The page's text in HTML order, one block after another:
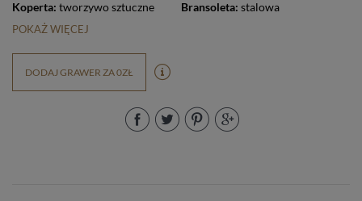
Koperta: tworzywo sztuczne Bransoleta: stalowa
POKAŻ WIĘCEJ
DODAJ GRAWER ZA 0ZŁ